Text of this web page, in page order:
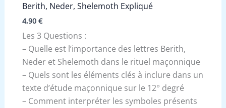
Berith, Neder, Shelemoth Expliqué
4,90 €
Les 3 Questions :
– Quelle est l’importance des lettres Berith,
Neder et Shelemoth dans le rituel maçonnique
– Quels sont les éléments clés à inclure dans un
texte d’étude maçonnique sur le 12° degré
– Comment interpréter les symboles présents